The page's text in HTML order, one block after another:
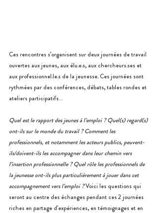
Ces rencontres s’organisent sur deux journées de travail
ouvertes aux jeunes, aux élu.e.s, aux chercheurs.ses et
aux professionnel.le.s de la jeunesse. Ces journées sont
rythmées par des conférences, débats, tables rondes et
ateliers participatifs…
Quel est le rapport des jeunes à l’emploi ? Quel(s) regard(s)
ont-ils sur le monde du travail ? Comment les
professionnels, et notamment les acteurs publics, peuvent-
ils/doivent-ils les accompagner dans leur chemin vers
l’insertion professionnelle ? Quel rôle les professionnels de
la jeunesse ont-ils plus particulièrement à jouer dans cet
accompagnement vers l’emploi ? Voici les questions qui
seront au centre des échanges pendant ces 2 journées
riches en partage d’expériences, en témoignages et en